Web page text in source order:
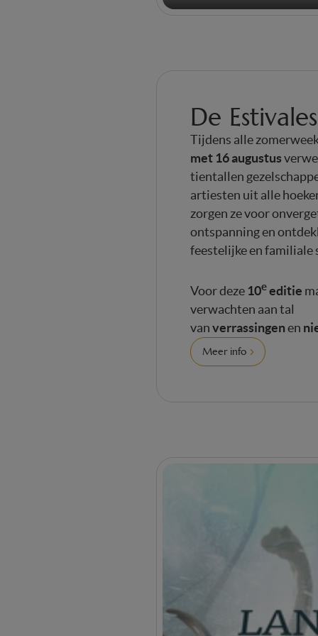
De Estivales
Tijdens alle
met 16 augustus
tientallen
artiesten uit alle
zorgen ze voor
ontspanning en
feestelijke en familiale
Voor deze 10eeditie
verwachten aan tal
van verrassingenen
Meer info